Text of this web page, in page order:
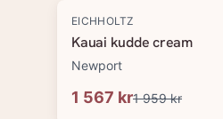
-20%
EICHHOLTZ
Kauai kudde cream
Newport
1 567 kr1 959 kr